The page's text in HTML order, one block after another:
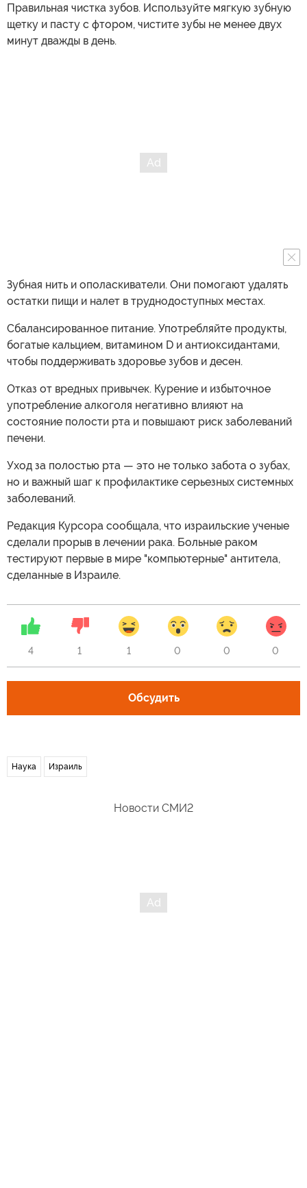
Правильная чистка зубов. Используйте мягкую зубную
щетку и пасту с фтором, чистите зубы не менее двух
минут дважды в день.
Зубная нить и ополаскиватели. Они помогают удалять
остатки пищи и налет в труднодоступных местах.
Сбалансированное питание. Употребляйте продукты,
богатые кальцием, витамином D и антиоксидантами,
чтобы поддерживать здоровье зубов и десен.
Отказ от вредных привычек. Курение и избыточное
употребление алкоголя негативно влияют на
состояние полости рта и повышают риск заболеваний
печени.
Уход за полостью рта — это не только забота о зубах,
но и важный шаг к профилактике серьезных системных
заболеваний.
Редакция Курсора сообщала, что израильские ученые
сделали прорыв в лечении рака. Больные раком
тестируют первые в мире "компьютерные" антитела,
сделанные в Израиле.
4 1 1 0 0 0
Обсудить
Наука Израиль
Новости СМИ2